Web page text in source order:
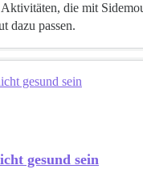
die mit
dazu passen.
gesund sein
gesund sein